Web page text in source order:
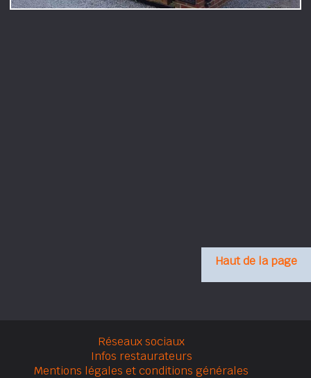
Haut de la page
Réseaux sociaux
Infos restaurateurs
Mentions légales et conditions générales